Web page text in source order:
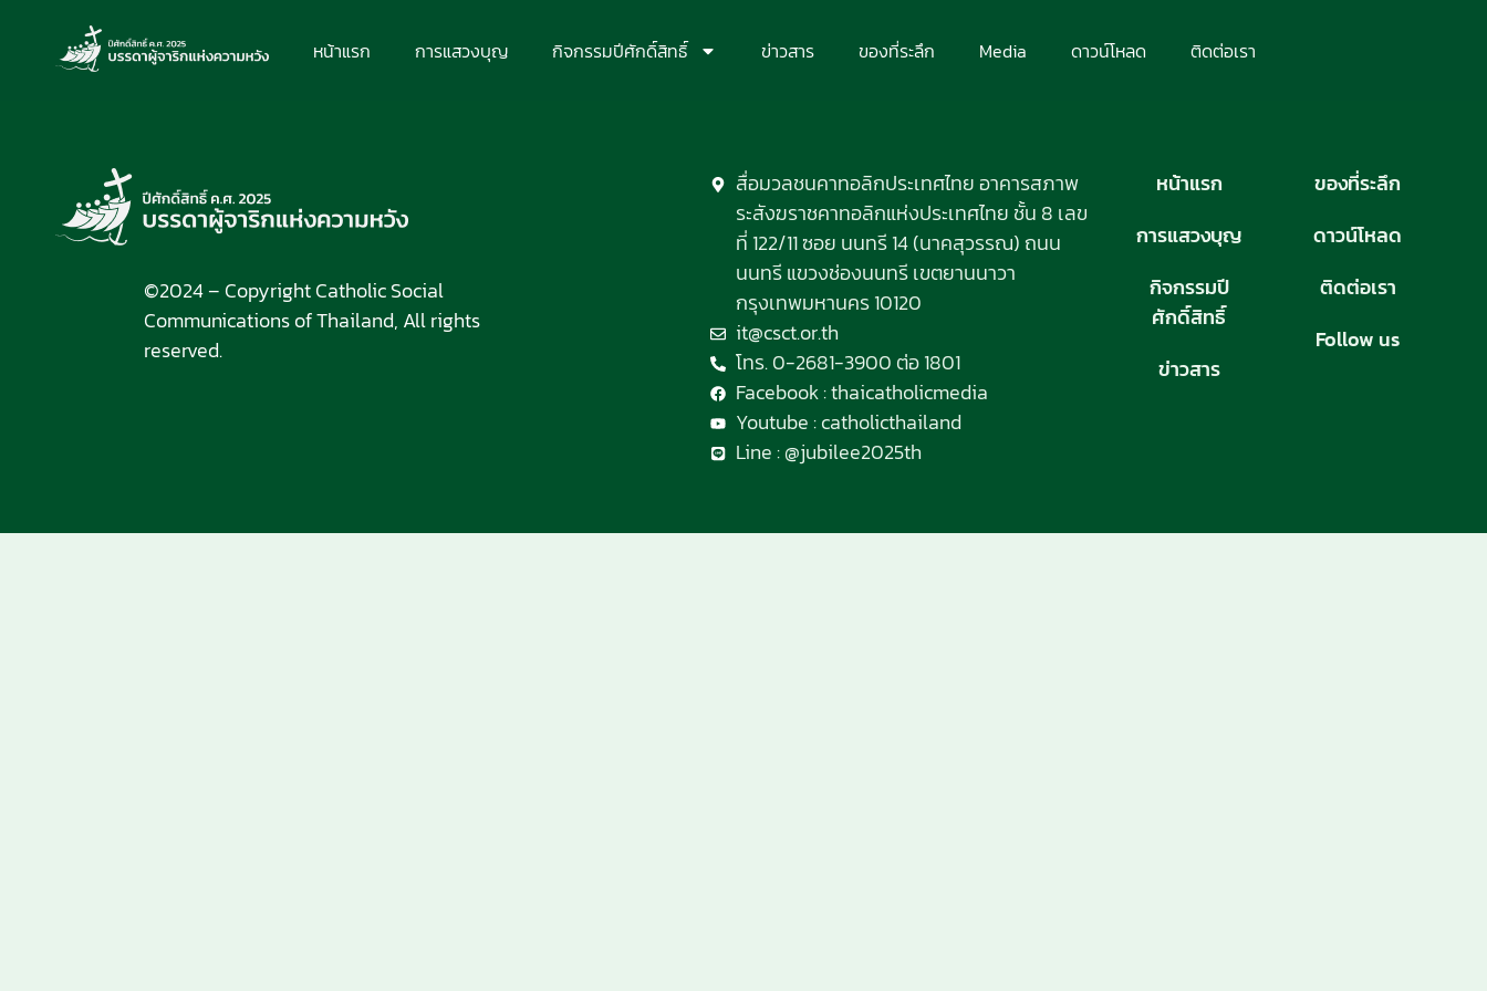
หน้าแรก การแสวงบุญ กิจกรรมปีศักดิ์สิทธิ์ ข่าวสาร ของที่ระลึก Media ดาวน์โหลด ติดต่อเรา
©2024 – Copyright Catholic Social
Communications of Thailand, All rights
reserved.
สื่อมวลชนคาทอลิกประเทศไทย อาคารสภาพ
ระสังฆราชคาทอลิกแห่งประเทศไทย ชั้น 8 เลข
ที่ 122/11 ซอย นนทรี 14 (นาคสุวรรณ) ถนน
นนทรี แขวงช่องนนทรี เขตยานนาวา
กรุงเทพมหานคร 10120
it@csct.or.th
โทร. 0-2681-3900 ต่อ 1801
Facebook : thaicatholicmedia
Youtube : catholicthailand
Line : @jubilee2025th
หน้าแรก
การแสวงบุญ
กิจกรรมปี
ศักดิ์สิทธิ์
ข่าวสาร
ของที่ระลึก
ดาวน์โหลด
ติดต่อเรา
Follow us